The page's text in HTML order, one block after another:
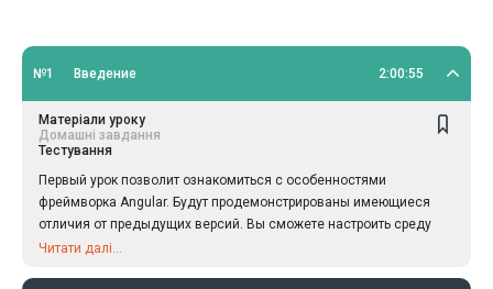
№1 Введение 2:00:55
Матеріали уроку
Домашні завдання
Тестування
Первый урок позволит ознакомиться с особенностями
фреймворка Angular. Будут продемонстрированы имеющиеся
отличия от предыдущих версий. Вы сможете настроить среду
для разработки и изучить структуру проекта Angular 2, попробуете
Читати далі...